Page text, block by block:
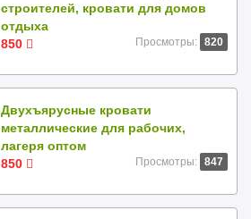
строителей, кровати для домов
отдыха
850
Просмотры: 820
Двухъярусные кровати
металлические для рабочих,
лагеря оптом
850
Просмотры: 847